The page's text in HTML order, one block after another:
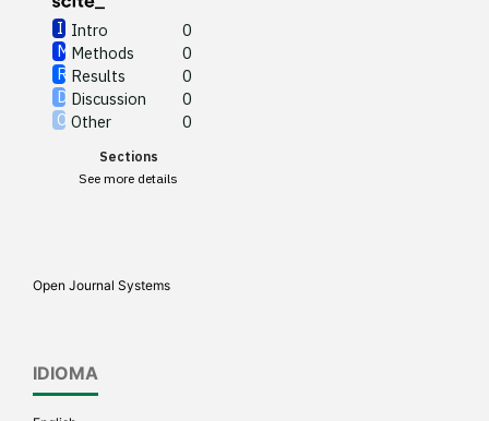
Intro
0
Methods
0
Results
0
Discussion
0
Other
0
Sections
See more details
Open Journal Systems
IDIOMA